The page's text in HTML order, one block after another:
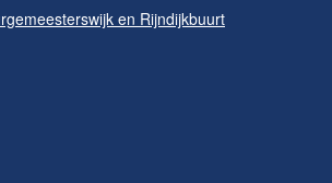
en Rijndijkbuurt